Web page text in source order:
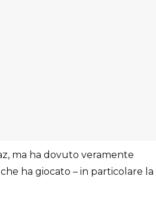
ma ha dovuto veramente
ha giocato – in particolare la